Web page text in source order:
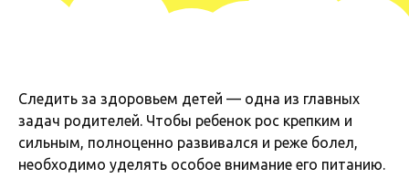
Следить за здоровьем детей — одна из главных
задач родителей. Чтобы ребенок рос крепким и
сильным, полноценно развивался и реже болел,
необходимо уделять особое внимание его питанию.